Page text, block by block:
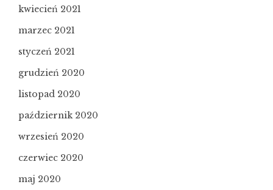
kwiecień 2021
marzec 2021
styczeń 2021
grudzień 2020
listopad 2020
październik 2020
wrzesień 2020
czerwiec 2020
maj 2020